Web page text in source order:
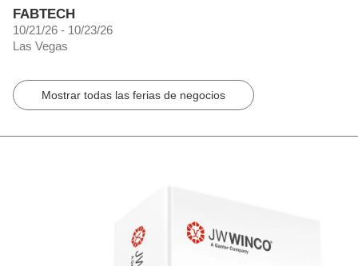
FABTECH
10/21/26 - 10/23/26
Las Vegas
Mostrar todas las ferias de negocios